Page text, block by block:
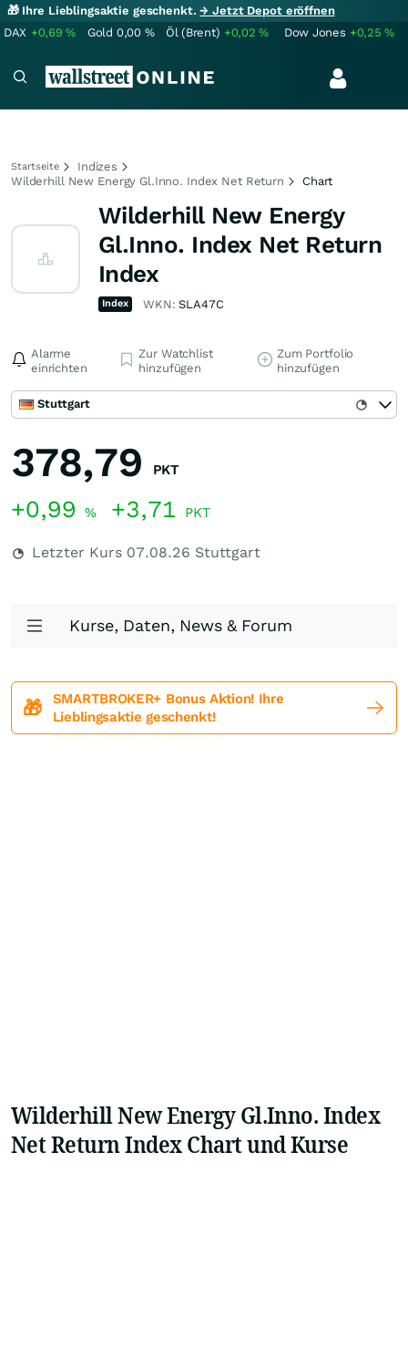
🎁 Ihre Lieblingsaktie geschenkt.→ Jetzt Depot eröffnen
DAX +0,69% Gold 0,00 % Öl (Brent) +0,02% Dow Jones +0,25%
Startseite
Indizes
Wilderhill New Energy Gl.Inno. Index Net Return
Chart
Wilderhill New Energy
Gl.Inno. Index Net Return
Index
Index WKN:SLA47C
Alarme
einrichten
Zur Watchlist
hinzufügen
Zum Portfolio
hinzufügen
Stuttgart
378,79 PKT
+0,99 % +3,71 PKT
Letzter Kurs 07.08.26 Stuttgart
Kurse, Daten, News & Forum
🎁
SMARTBROKER+ Bonus Aktion! Ihre
Lieblingsaktie geschenkt!
Wilderhill New Energy Gl.Inno. Index
Net Return Index Chart und Kurse